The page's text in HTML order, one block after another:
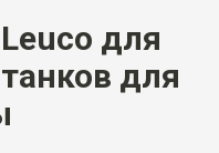
для
для